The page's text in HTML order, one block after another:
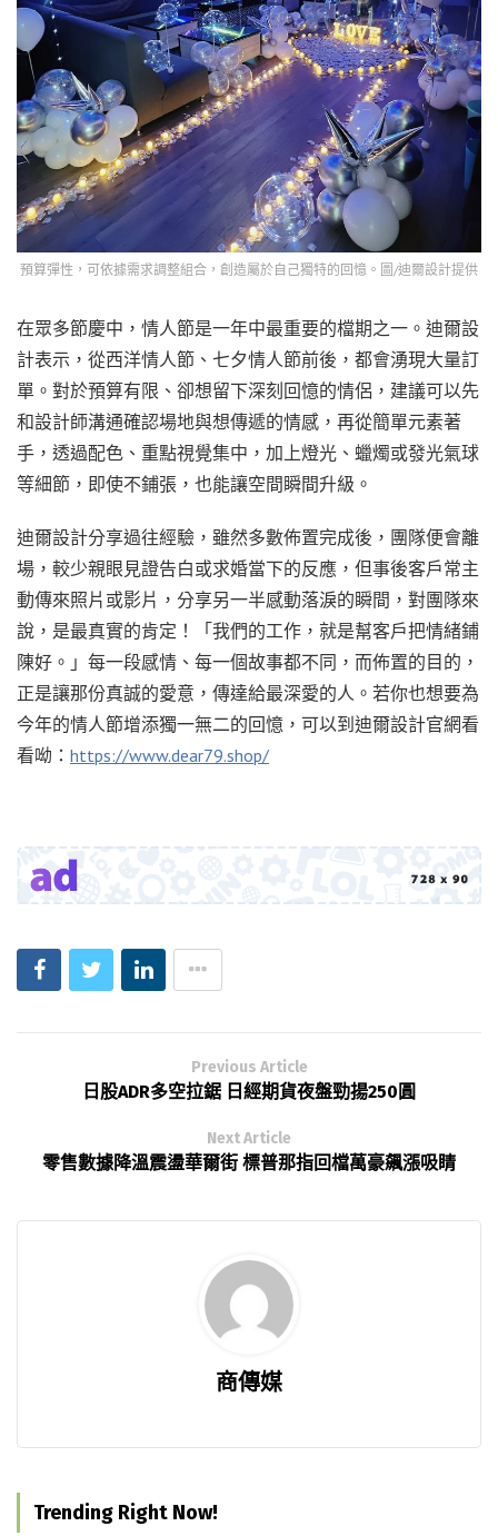
預算彈性，可依據需求調整組合，創造屬於自己獨特的回憶。圖/迪爾設計提供
在眾多節慶中，情人節是一年中最重要的檔期之一。迪爾設
計表示，從西洋情人節、七夕情人節前後，都會湧現大量訂
單。對於預算有限、卻想留下深刻回憶的情侶，建議可以先
和設計師溝通確認場地與想傳遞的情感，再從簡單元素著
手，透過配色、重點視覺集中，加上燈光、蠟燭或發光氣球
等細節，即使不鋪張，也能讓空間瞬間升級。
迪爾設計分享過往經驗，雖然多數佈置完成後，團隊便會離
場，較少親眼見證告白或求婚當下的反應，但事後客戶常主
動傳來照片或影片，分享另一半感動落淚的瞬間，對團隊來
說，是最真實的肯定！「我們的工作，就是幫客戶把情緒鋪
陳好。」每一段感情、每一個故事都不同，而佈置的目的，
正是讓那份真誠的愛意，傳達給最深愛的人。若你也想要為
今年的情人節增添獨一無二的回憶，可以到迪爾設計官網看
看呦： https://www.dear79.shop/
Previous Article
日股ADR多空拉鋸 日經期貨夜盤勁揚250圓
Next Article
零售數據降溫震盪華爾街 標普那指回檔萬豪飆漲吸睛
商傳媒
Trending Right Now!